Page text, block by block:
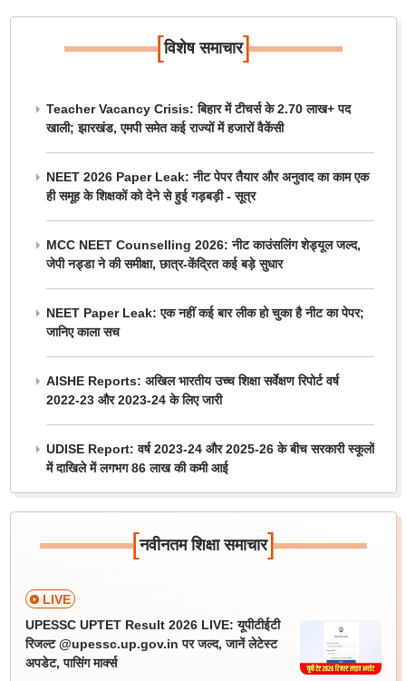
[विशेष समाचार]
Teacher Vacancy Crisis: बिहार में टीचर्स के 2.70 लाख+ पद
खाली; झारखंड, एमपी समेत कई राज्यों में हजारों वैकेंसी
NEET 2026 Paper Leak: नीट पेपर तैयार और अनुवाद का काम एक
ही समूह के शिक्षकों को देने से हुई गड़बड़ी - सूत्र
MCC NEET Counselling 2026: नीट काउंसलिंग शेड्यूल जल्द,
जेपी नड्डा ने की समीक्षा, छात्र-केंद्रित कई बड़े सुधार
NEET Paper Leak: एक नहीं कई बार लीक हो चुका है नीट का पेपर;
जानिए काला सच
AISHE Reports: अखिल भारतीय उच्च शिक्षा सर्वेक्षण रिपोर्ट वर्ष
2022-23 और 2023-24 के लिए जारी
UDISE Report: वर्ष 2023-24 और 2025-26 के बीच सरकारी स्कूलों
में दाखिले में लगभग 86 लाख की कमी आई
[नवीनतम शिक्षा समाचार]
LIVE
UPESSC UPTET Result 2026 LIVE: यूपीटीईटी
रिजल्ट @upessc.up.gov.in पर जल्द, जानें लेटेस्ट
अपडेट, पासिंग मार्क्स